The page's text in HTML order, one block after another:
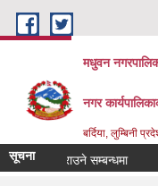
Skip to main content
मधुवन
नगर
बर्दिया, लुम्बिनी
सूचनागराउने सम्बन्धमा